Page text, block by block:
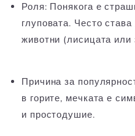
Роля: Понякога е
глуповата. Често
животни (лисицата или
Причина за
в горите, мечката е
и простодушие.